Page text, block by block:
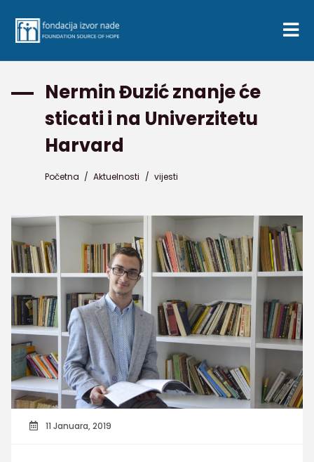
Nermin Đuzić znanje će
sticati i na Univerzitetu
Harvard
Početna / Aktuelnosti / vijesti
11 Januara, 2019